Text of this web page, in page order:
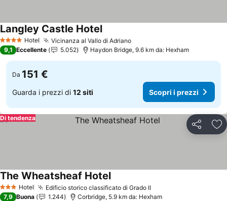
4 Stelle Hotel Vicinanza al Vallo di Adriano
Langley Castle Hotel
9,1 Eccellente 5.052 Haydon Bridge, 9.6 km da: Hexham
Da 151 €
Guarda i prezzi di 12 siti Scopri i prezzi
Condividi
Di tendenza
3 StelleHotel Edificio storico classificato di Grado II
The Wheatsheaf Hotel
7,9 Buona 1.244 Corbridge, 5.9 km da: Hexham